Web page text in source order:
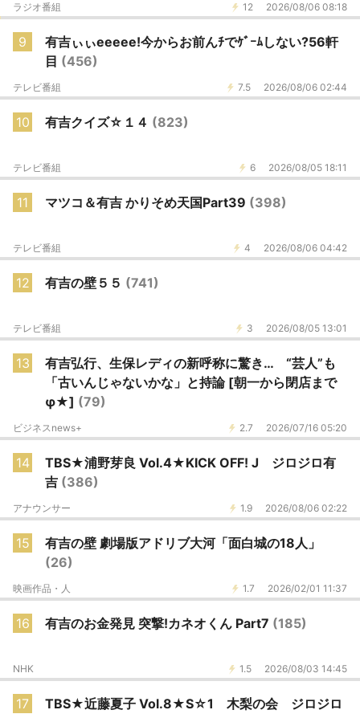
12 2026/08/06 08:18
ラジオ番組
9
有吉ぃぃeeeee!今からお前んﾁでｹﾞｰﾑしない?56軒
目 (456)
7.5 2026/08/06 02:44
テレビ番組
10 有吉クイズ☆１４ (823)
6 2026/08/05 18:11
テレビ番組
11 マツコ＆有吉 かりそめ天国Part39 (398)
4 2026/08/06 04:42
テレビ番組
12 有吉の壁５５ (741)
3 2026/08/05 13:01
テレビ番組
13
有吉弘行、生保レディの新呼称に驚き… “芸人”も
「古いんじゃないかな」と持論 [朝一から閉店まで
φ★] (79)
2.7 2026/07/16 05:20
ビジネスnews+
14
TBS★浦野芽良 Vol.4★KICK OFF! J ジロジロ有
吉 (386)
1.9 2026/08/06 02:22
アナウンサー
15
有吉の壁 劇場版アドリブ大河「面白城の18人」
(26)
1.7 2026/02/01 11:37
映画作品・人
16 有吉のお金発見 突撃!カネオくん Part7 (185)
1.5 2026/08/03 14:45
NHK
17
TBS★近藤夏子 Vol.8★S☆1 木梨の会 ジロジロ